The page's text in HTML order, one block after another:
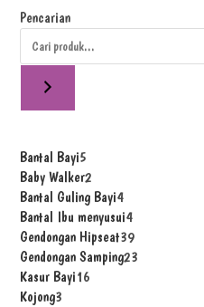
Pencarian
Bantal Bayi5
Baby Walker2
Bantal Guling Bayi4
Bantal Ibu menyusui4
Gendongan Hipseat39
Gendongan Samping23
Kasur Bayi16
Kojong3